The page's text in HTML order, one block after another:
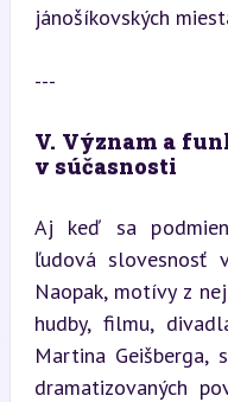
jánošíkovských
---
V. Význam a
v súčasnosti
Aj keď sa
ľudová slovesnosť
Naopak, motívy z
hudby, filmu,
Martina Geišberga,
dramatizovaných